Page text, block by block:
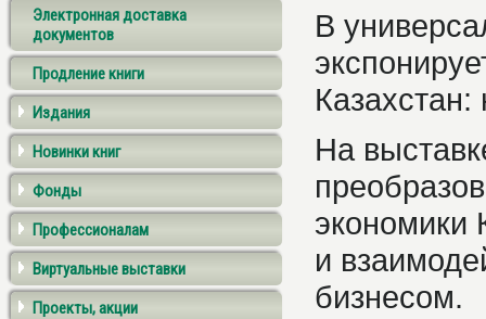
Электронная доставка
документов
Продление книги
Издания
Новинки книг
Фонды
Профессионалам
Виртуальные выставки
Проекты, акции
В
На
экономики
и
бизнесом.